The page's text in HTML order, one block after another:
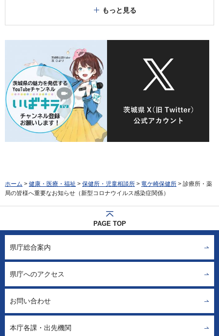
もっと見る
ホーム > 健康・医療・福祉 > 保健所・児童相談所 > 竜ケ崎保健所 > 診療所・薬
局の皆様へ重要なお知らせ（新型コロナウイルス感染症関係）
PAGE TOP
県庁総合案内
県庁へのアクセス
お問い合わせ
本庁各課・出先機関